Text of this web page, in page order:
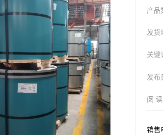
产品
发货
关键
发布
阅 读
销售